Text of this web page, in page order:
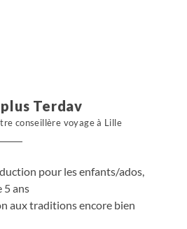
ou Sylvenstein. La pureté
bavaroises encore bien
Terdav
conseillère voyage à Lille
pour les enfants/ados,
5 ans
aux traditions encore bien